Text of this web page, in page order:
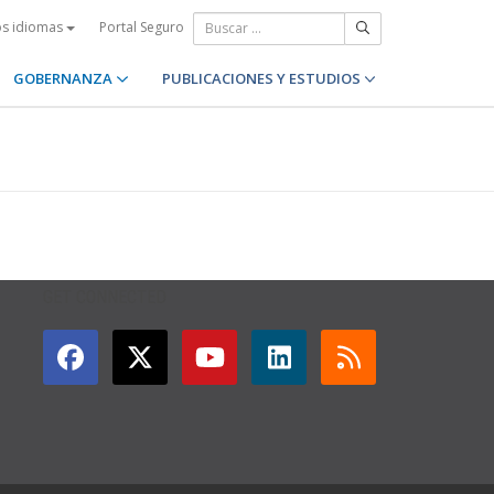
idiomas Portal Seguro
GOBERNANZA PUBLICACIONES Y ESTUDIOS